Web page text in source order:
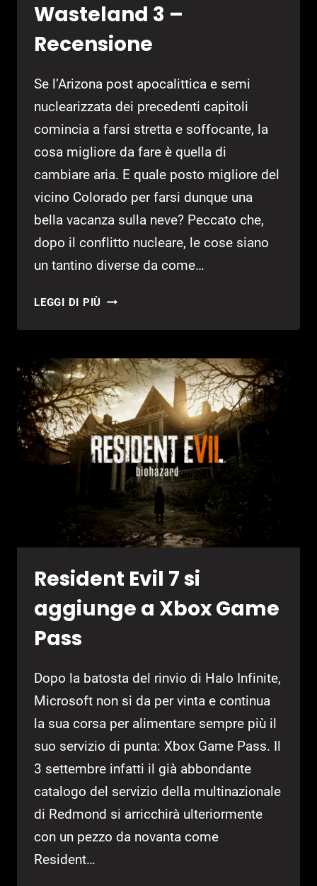
Wasteland 3 –
Recensione
Se l’Arizona post apocalittica e semi
nuclearizzata dei precedenti capitoli
comincia a farsi stretta e soffocante, la
cosa migliore da fare è quella di
cambiare aria. E quale posto migliore del
vicino Colorado per farsi dunque una
bella vacanza sulla neve? Peccato che,
dopo il conflitto nucleare, le cose siano
un tantino diverse da come…
LEGGI DI PIÙ WASTELAND
Resident Evil 7 si
aggiunge a Xbox Game
Pass
Dopo la batosta del rinvio di Halo Infinite,
Microsoft non si da per vinta e continua
la sua corsa per alimentare sempre più il
suo servizio di punta: Xbox Game Pass. Il
3 settembre infatti il già abbondante
catalogo del servizio della multinazionale
di Redmond si arricchirà ulteriormente
con un pezzo da novanta come
Resident…